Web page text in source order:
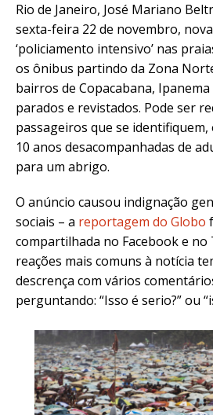
Rio de Janeiro, José Mariano
sexta-feira 22 de novembro,
‘policiamento intensivo’ nas
os ônibus partindo da Zona
bairros de Copacabana,
parados e revistados. Pode ser
passageiros que se identifiquem,
10 anos desacompanhadas de
para um abrigo.
O anúncio causou indignação
sociais – a reportagem do Globo
compartilhada no Facebook e no
reações mais comuns à notícia
descrença com vários
perguntando: “Isso é serio?” ou